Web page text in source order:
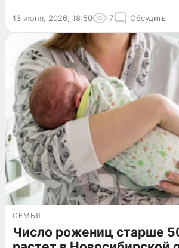
13 июня, 2026, 18:50 7 Обсудить
СЕМЬЯ
Число рожениц старше